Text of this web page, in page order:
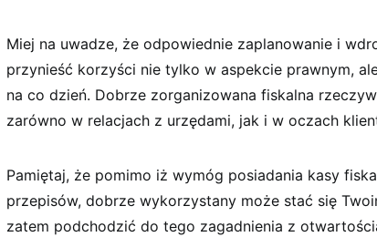
Miej na uwadze, że odpowiednie zaplanowanie i
przynieść korzyści nie tylko w aspekcie prawnym,
na co dzień. Dobrze zorganizowana fiskalna
zarówno w relacjach z urzędami, jak i w oczach
Pamiętaj, że pomimo iż wymóg posiadania kasy
przepisów, dobrze wykorzystany może stać się
zatem podchodzić do tego zagadnienia z